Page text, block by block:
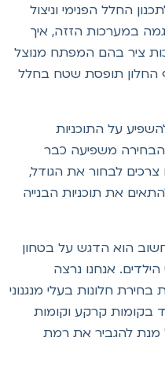
החלל הפנימי וניצול
במערכות הזזה, איך
ציר בהם המפתח מנוצל
תופסת שטח בחלל
על התוכניות
משפיעה כבר
לבחור את הגודל,
את תוכניות הבנייה
הוא הדגש על בטחון
אנחנו נרצה
חלונות בעלי מנגנוני
קרקע וקומות
להגביר את רמת